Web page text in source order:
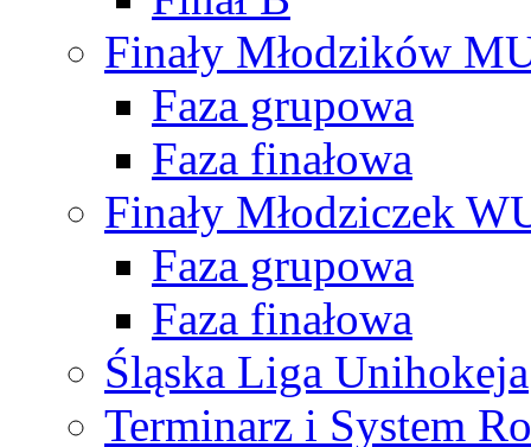
Finały Młodzików
Faza grupowa
Faza finałowa
Finały Młodziczek
Faza grupowa
Faza finałowa
Śląska Liga Unihokeja
Terminarz i System